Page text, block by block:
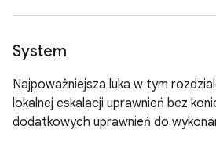
System
Najpoważniejsza luka w tym
lokalnej eskalacji uprawnień bez
dodatkowych uprawnień do